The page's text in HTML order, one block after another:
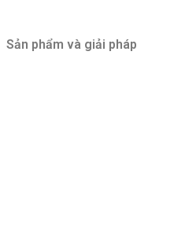
Sản phẩm và giải pháp